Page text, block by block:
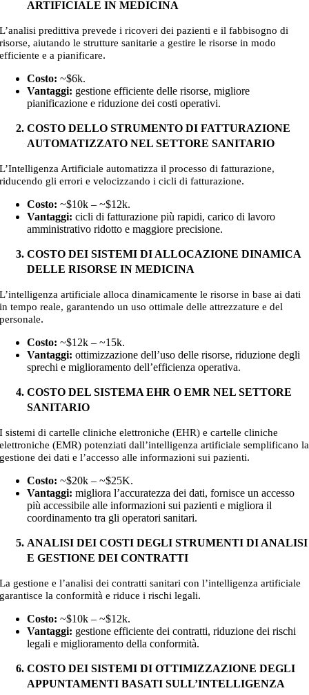
ARTIFICIALE IN MEDICINA
L’analisi predittiva prevede i ricoveri dei pazienti e il fabbisogno di
risorse, aiutando le strutture sanitarie a gestire le risorse in modo
efficiente e a pianificare.
Costo: ~$6k.
Vantaggi: gestione efficiente delle risorse, migliore
pianificazione e riduzione dei costi operativi.
COSTO DELLO STRUMENTO DI FATTURAZIONE
AUTOMATIZZATO NEL SETTORE SANITARIO
L’Intelligenza Artificiale automatizza il processo di fatturazione,
riducendo gli errori e velocizzando i cicli di fatturazione.
Costo: ~$10k – ~$12k.
Vantaggi:cicli di fatturazione più rapidi, carico di lavoro
amministrativo ridotto e maggiore precisione.
COSTO DEI SISTEMI DI ALLOCAZIONE DINAMICA
DELLE RISORSE IN MEDICINA
L’intelligenza artificiale alloca dinamicamente le risorse in base ai dati
in tempo reale, garantendo un uso ottimale delle attrezzature e del
personale.
Costo: ~$12k – ~15k.
Vantaggi:ottimizzazione dell’uso delle risorse, riduzione degli
sprechi e miglioramento dell’efficienza operativa.
COSTO DEL SISTEMA EHR O EMR NEL SETTORE
SANITARIO
I sistemi di cartelle cliniche elettroniche (EHR) e cartelle cliniche
elettroniche (EMR) potenziati dall’intelligenza artificiale semplificano la
gestione dei dati e l’accesso alle informazioni sui pazienti.
Costo: ~$20k – ~$25K.
Vantaggi:migliora l’accuratezza dei dati, fornisce un accesso
più accessibile alle informazioni sui pazienti e migliora il
coordinamento tra gli operatori sanitari.
ANALISI DEI COSTI DEGLI STRUMENTI DI ANALISI
E GESTIONE DEI CONTRATTI
La gestione e l’analisi dei contratti sanitari con l’intelligenza artificiale
garantisce la conformità e riduce i rischi legali.
Costo: ~$10k – ~$12k.
Vantaggi: gestione efficiente dei contratti, riduzione dei rischi
legali e miglioramento della conformità.
COSTO DEI SISTEMI DI OTTIMIZZAZIONE DEGLI
APPUNTAMENTI BASATI SULL’INTELLIGENZA